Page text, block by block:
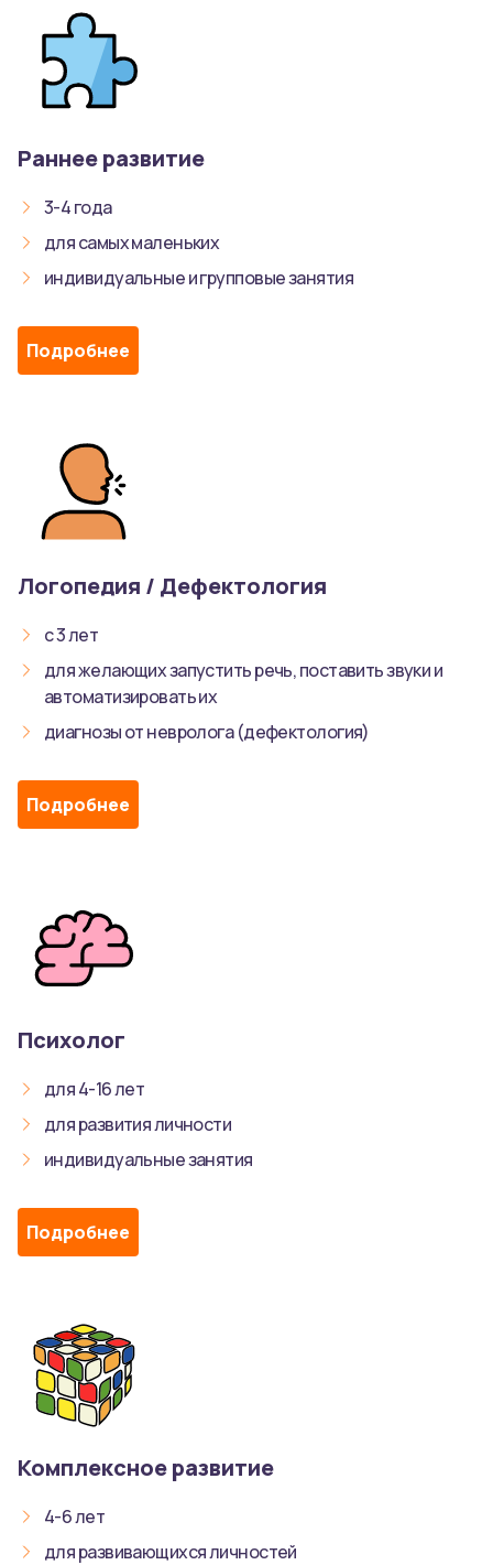
Раннее развитие
3-4 года
для самых маленьких
индивидуальные и групповые занятия
Подробнее
Логопедия / Дефектология
с 3 лет
для желающих запустить речь, поставить звуки и
автоматизировать их
диагнозы от невролога (дефектология)
Подробнее
Психолог
для 4-16 лет
для развития личности
индивидуальные занятия
Подробнее
Комплексное развитие
4-6 лет
для развивающихся личностей